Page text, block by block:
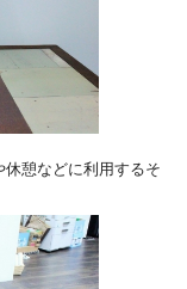
憩などに利用するそ